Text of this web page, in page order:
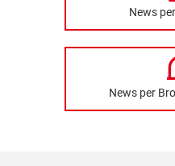
News
News per